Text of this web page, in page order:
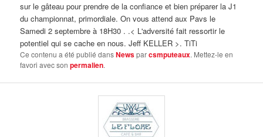
sur le gâteau pour prendre de la confiance et bien préparer la J1
du championnat, primordiale. On vous attend aux Pavs le
Samedi 2 septembre à 18H30 . .< L'adversité fait ressortir le
potentiel qui se cache en nous. Jeff KELLER >. TiTi
Ce contenu a été publié dansNewsparcsmputeaux. Mettez-le en
favori avec sonpermalien.